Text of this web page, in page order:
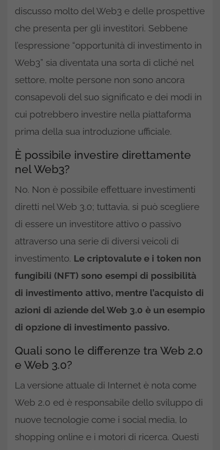
discusso molto del Web3 e delle prospettive
che presenta per gli investitori. Sebbene
l’espressione “opportunità di investimento in
Web3” sia diventata una sorta di cliché nel
settore, molte persone non sono ancora
consapevoli del suo significato e dei modi in
cui potrebbero investire nella piattaforma
prima della sua introduzione ufficiale.
È possibile investire direttamente
nel Web3?
No. Non è possibile effettuare investimenti
diretti nel Web 3.0; tuttavia, si può scegliere
di essere un investitore attivo o passivo
attraverso una serie di diversi veicoli di
investimento. Le criptovalute e i token non
fungibili (NFT) sono esempi di possibilità
di investimento attivo, mentre l’acquisto di
azioni di aziende del Web 3.0 è un esempio
di opzione di investimento passivo.
Quali sono le differenze tra Web 2.0
e Web 3.0?
La versione attuale di Internet è nota come
Web 2.0 ed è responsabile dello sviluppo di
nuove tecnologie come i social media, lo
shopping online e i motori di ricerca. Questi